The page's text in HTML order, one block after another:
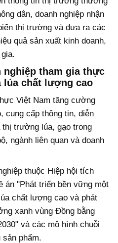
dân, doanh nghiệp nhận
thị trường và đưa ra các
quả sản xuất kinh doanh,
nghiệp tham gia thực
lúa chất lượng cao
Việt Nam tăng cường
cung cấp thông tin, diễn
trường lúa, gạo trong
ngành liên quan và doanh
thuộc Hiệp hội tích
"Phát triển bền vững một
chất lượng cao và phát
xanh vùng Đồng bằng
và các mô hình chuỗi
phẩm.